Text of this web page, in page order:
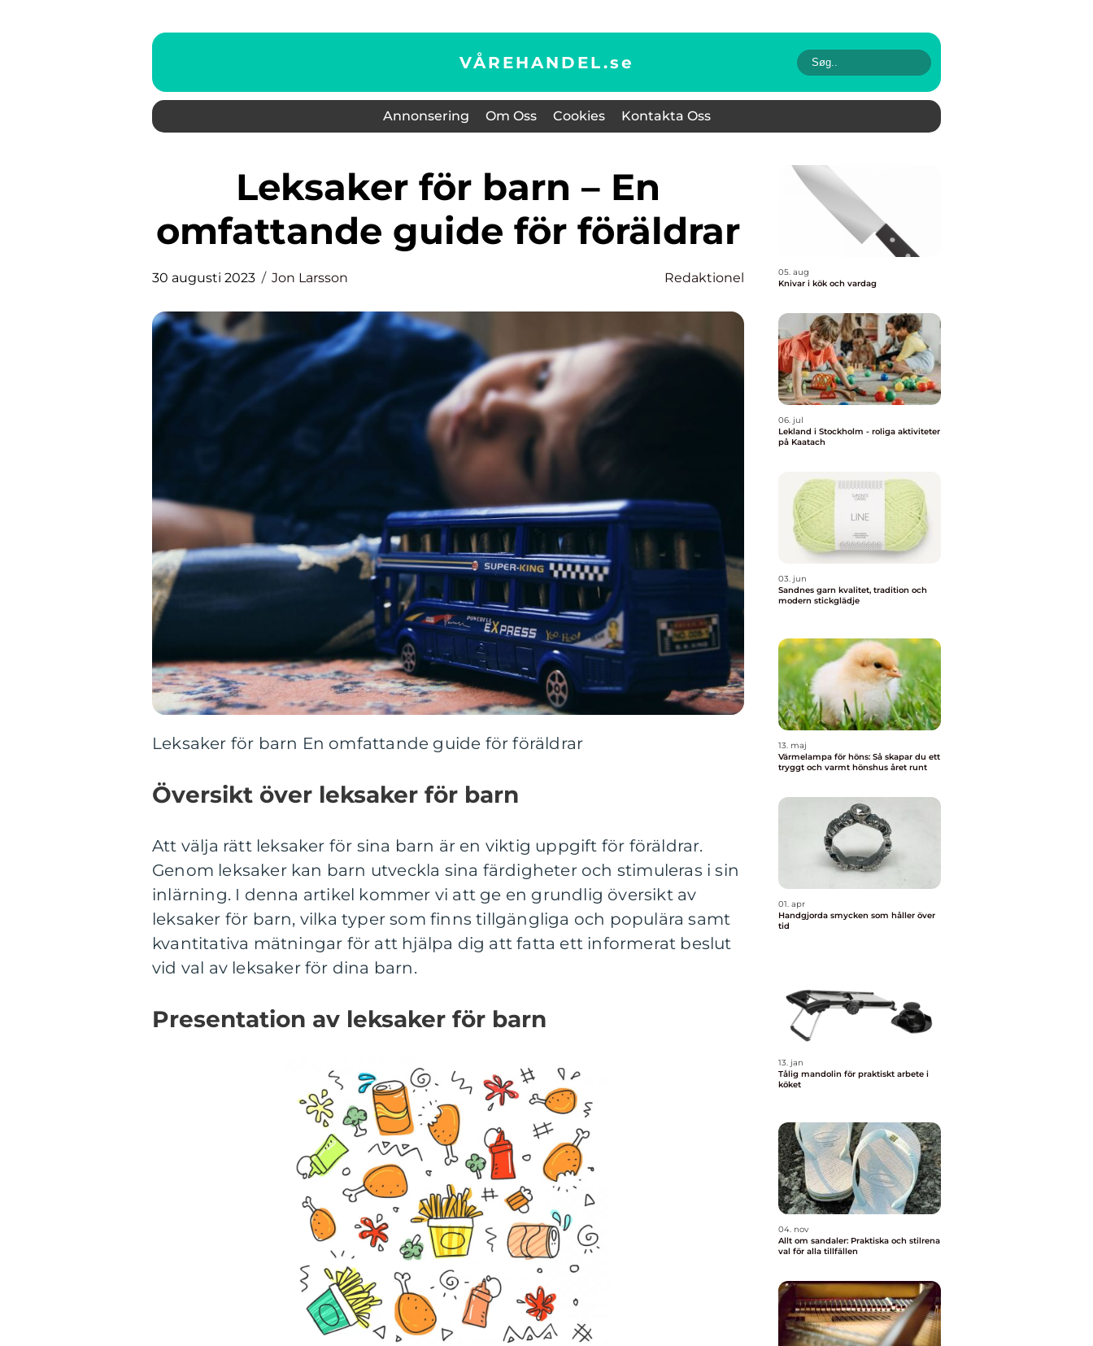
VÅREHANDEL.se
Annonsering Om Oss Cookies Kontakta Oss
Leksaker för barn – En
omfattande guide för föräldrar
30 augusti 2023 Jon Larsson Redaktionel
Leksaker för barn En omfattande guide för föräldrar
Översikt över leksaker för barn
Att välja rätt leksaker för sina barn är en viktig uppgift för föräldrar.
Genom leksaker kan barn utveckla sina färdigheter och stimuleras i sin
inlärning. I denna artikel kommer vi att ge en grundlig översikt av
leksaker för barn, vilka typer som finns tillgängliga och populära samt
kvantitativa mätningar för att hjälpa dig att fatta ett informerat beslut
vid val av leksaker för dina barn.
Presentation av leksaker för barn
05. aug
Knivar i kök och vardag
06. jul
Lekland i Stockholm - roliga aktiviteter
på Kaatach
03. jun
Sandnes garn kvalitet, tradition och
modern stickglädje
13. maj
Värmelampa för höns: Så skapar du ett
tryggt och varmt hönshus året runt
01. apr
Handgjorda smycken som håller över
tid
13. jan
Tålig mandolin för praktiskt arbete i
köket
04. nov
Allt om sandaler: Praktiska och stilrena
val för alla tillfällen